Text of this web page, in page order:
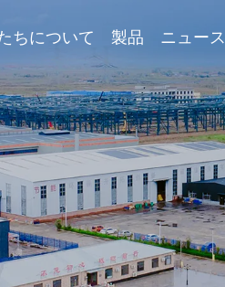
ちについて 製品 ニュース